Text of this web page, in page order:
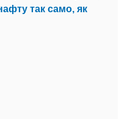
так само, як